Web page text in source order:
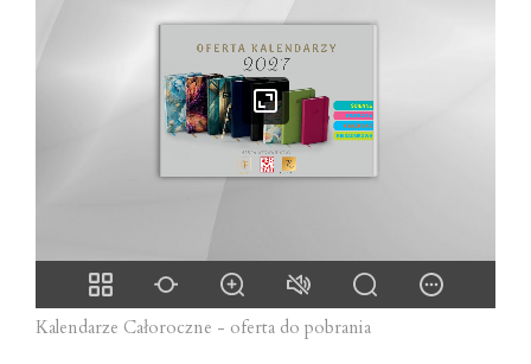
Kalendarze Całoroczne - oferta do pobrania